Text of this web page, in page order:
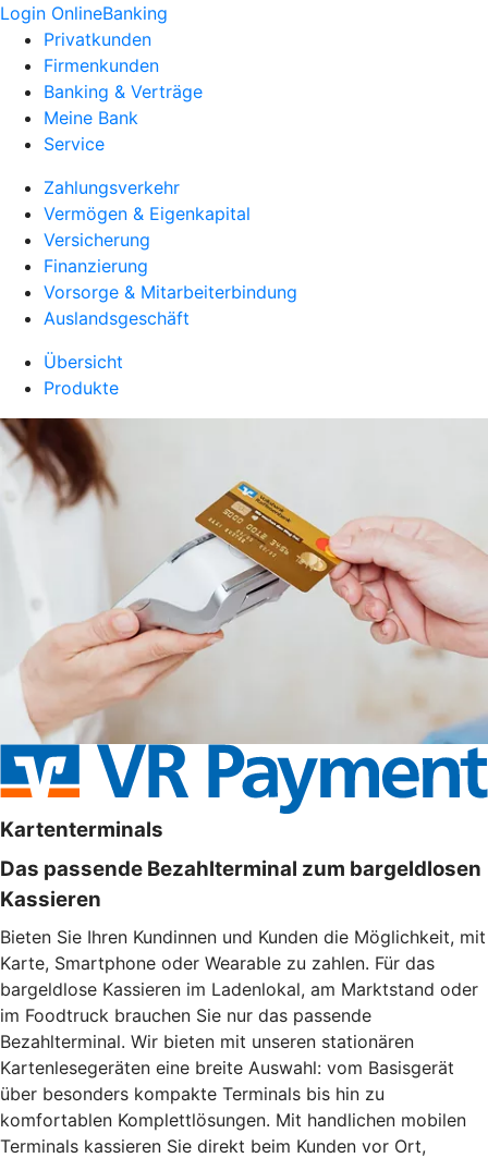
Login OnlineBanking
Privatkunden
Firmenkunden
Banking & Verträge
Meine Bank
Service
Zahlungsverkehr
Vermögen & Eigenkapital
Versicherung
Finanzierung
Vorsorge & Mitarbeiterbindung
Auslandsgeschäft
Übersicht
Produkte
Kartenterminals
Das passende Bezahlterminal zum bargeldlosen
Kassieren
Bieten Sie Ihren Kundinnen und Kunden die Möglichkeit, mit
Karte, Smartphone oder Wearable zu zahlen. Für das
bargeldlose Kassieren im Ladenlokal, am Marktstand oder
im Foodtruck brauchen Sie nur das passende
Bezahlterminal. Wir bieten mit unseren stationären
Kartenlesegeräten eine breite Auswahl: vom Basisgerät
über besonders kompakte Terminals bis hin zu
komfortablen Komplettlösungen. Mit handlichen mobilen
Terminals kassieren Sie direkt beim Kunden vor Ort,